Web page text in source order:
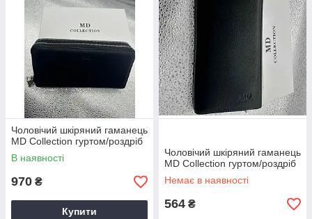
Чоловічий шкіряний гаманець
MD Collection гуртом/роздріб
В наявності
970 ₴
Купити
Чоловічий шкіряний гаманець
MD Collection гуртом/роздріб
Немає в наявності
564 ₴